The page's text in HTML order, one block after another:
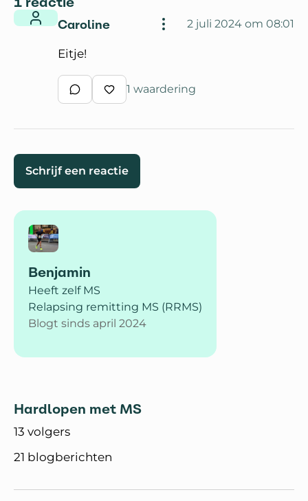
Caroline 2 juli 2024 om 08:01
Eitje!
Schrijf een reactie
Waardeer reactie
1 waardering
Schrijf een reactie
Benjamin
Heeft zelf MS
Relapsing remitting MS (RRMS)
Blogt sinds april 2024
Hardlopen met MS
13 volgers
21 blogberichten